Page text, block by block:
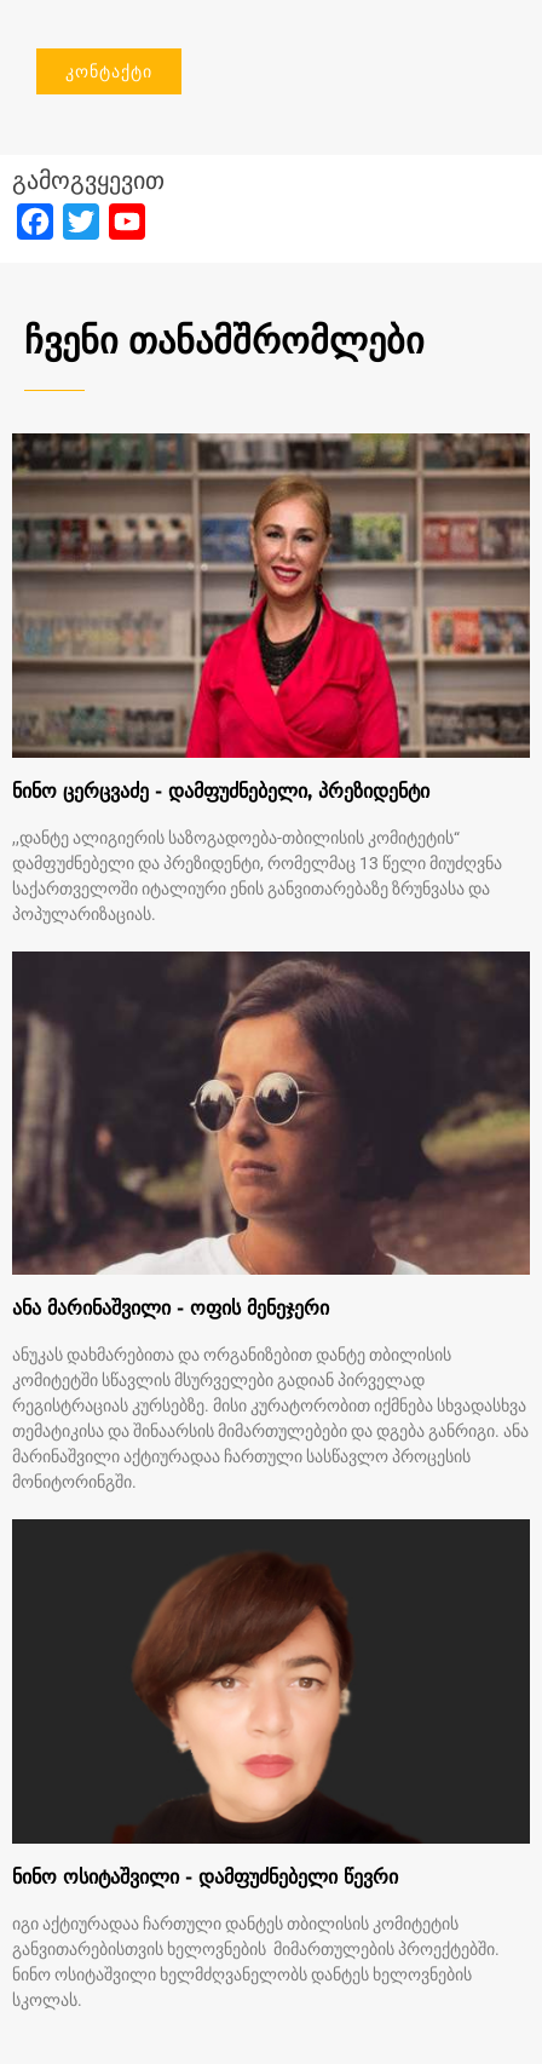
ᲙᲝᲜᲢᲐᲥᲢᲘ
გამოგვყევით
Facebook
Twitter
ᲩᲕᲔᲜᲘ ᲗᲐᲜᲐᲛᲨᲠᲝᲛᲚᲔᲑᲘ
ნინო ცერცვაძე - დამფუძნებელი, პრეზიდენტი
,,დანტე ალიგიერის საზოგადოება-თბილისის კომიტეტის“
დამფუძნებელი და პრეზიდენტი, რომელმაც 13 წელი მიუძღვნა
საქართველოში იტალიური ენის განვითარებაზე ზრუნვასა და
პოპულარიზაციას.
ანა მარინაშვილი - ოფის მენეჯერი
ანუკას დახმარებითა და ორგანიზებით დანტე თბილისის
კომიტეტში სწავლის მსურველები გადიან პირველად
რეგისტრაციას კურსებზე. მისი კურატორობით იქმნება სხვადასხვა
თემატიკისა და შინაარსის მიმართულებები და დგება განრიგი. ანა
მარინაშვილი აქტიურადაა ჩართული სასწავლო პროცესის
მონიტორინგში.
ნინო ოსიტაშვილი - დამფუძნებელი წევრი
იგი აქტიურადაა ჩართული დანტეს თბილისის კომიტეტის
განვითარებისთვის ხელოვნების მიმართულების პროექტებში.
ნინო ოსიტაშვილი ხელმძღვანელობს დანტეს ხელოვნების
სკოლას.